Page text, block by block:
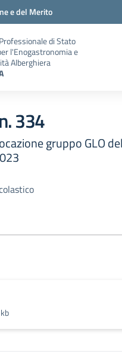
e del Merito
di Stato
l'Enogastronomia e
Alberghiera
334
gruppo GLO